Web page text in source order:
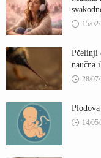
15/
Pčelinji
naučna
28/
14/